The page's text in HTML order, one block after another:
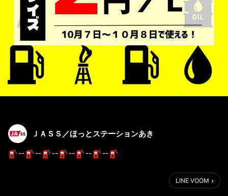
ＪＡＳＳ／ほっとステーションあき
-- -- -- -- -- --
LINE VOOM